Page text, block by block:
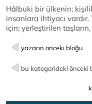
Hâlbuki bir ülkenin;
insanlara ihtiyacı
için; yerleştirilen
yazarın önceki bloğu
bu kategorideki önceki